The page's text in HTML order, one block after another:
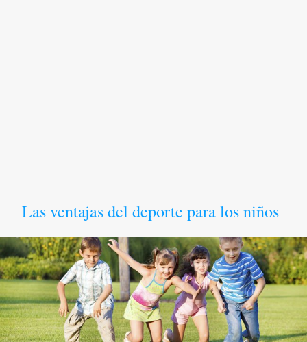
Las ventajas del deporte para los niños